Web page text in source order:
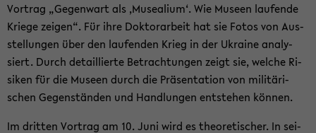
Vor­trag „Ge­gen­wart als ‚Mu­sea­li­um‘. Wie Mu­se­en lau­fen­de
Krie­ge zei­gen“. Für ihre Dok­tor­ar­beit hat sie Fotos von Aus­
stel­lun­gen über den lau­fen­den Krieg in der Ukrai­ne ana­ly­
siert. Durch de­tail­lier­te Be­trach­tun­gen zeigt sie, wel­che Ri­
si­ken für die Mu­se­en durch die Prä­sen­ta­ti­on von mi­li­tä­ri­
schen Ge­gen­stän­den und Hand­lun­gen ent­ste­hen kön­nen.
Im drit­ten Vor­trag am 10. Juni wird es theo­re­ti­scher. In sei­